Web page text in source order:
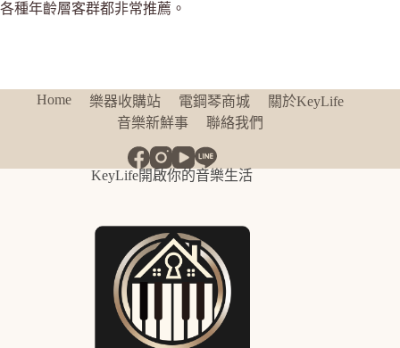
各種年齡層客群都非常推薦。
Home 樂器收購站 電鋼琴商城
關於KeyLife
音樂新鮮事
聯絡我們
KeyLife開啟你的音樂生活